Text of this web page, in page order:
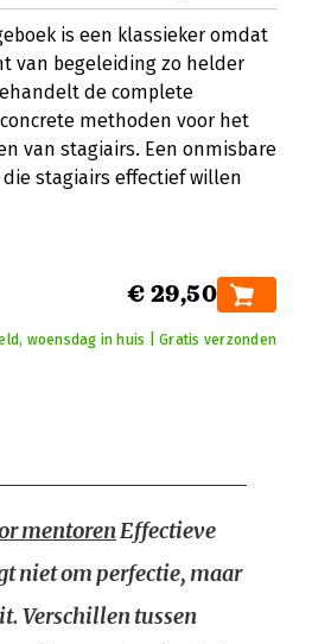
is een klassieker omdat
van begeleiding zo helder
de complete
methoden voor het
van stagiairs. Een onmisbare
stagiairs effectief willen
€ 29,50
woensdag in huis | Gratis verzonden
mentorenEffectieve
niet om perfectie, maar
Verschillen tussen